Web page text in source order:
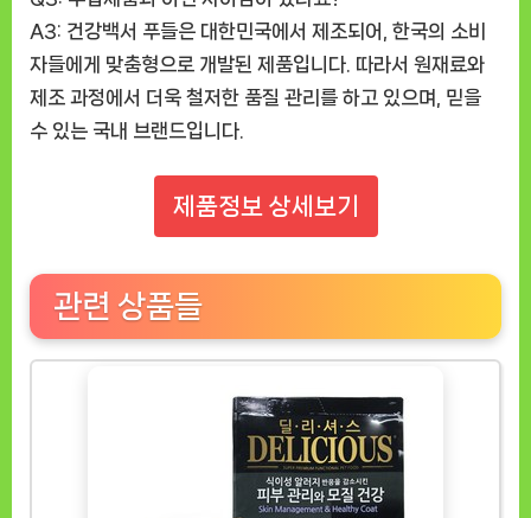
A3: 건강백서 푸들은 대한민국에서 제조되어, 한국의 소비
자들에게 맞춤형으로 개발된 제품입니다. 따라서 원재료와
제조 과정에서 더욱 철저한 품질 관리를 하고 있으며, 믿을
수 있는 국내 브랜드입니다.
제품정보 상세보기
관련 상품들